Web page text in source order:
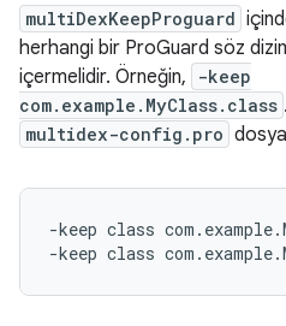
multiDexKeepProguard
herhangi bir ProGuard söz
içermelidir. Örneğin,
-keep
com.example.MyClass.class
multidex-config.pro
-keep class